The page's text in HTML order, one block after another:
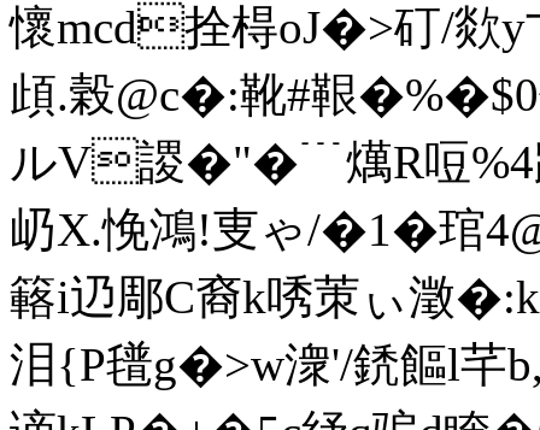
懷mcd拴棏oJ�>矴/
頉.榖@c�:靴#鞎
ルV謖�"�﹉燤R哣
屷X.悗鴻!叓ゃ/�1�琯
簵i辸郮C裔k唀茦ぃ澂�
泪{P氆g�>w潨'/鋵饇l芊